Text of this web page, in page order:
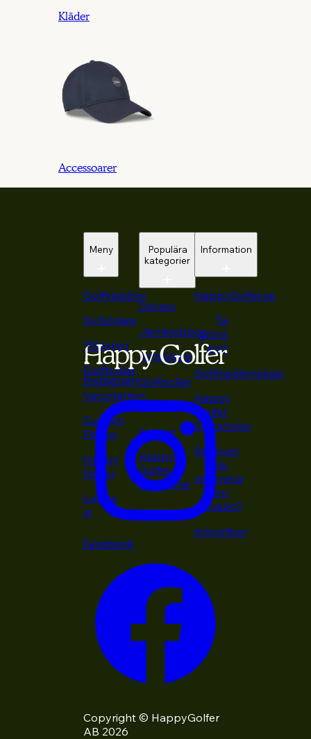
Kläder
Accessoarer
Meny
Golfklubbor
Nybörjare
Tillbehör
Golfbollar
Varumärken
Custom
Fitting
Happy
Golfer
Logga
in
Populära
kategorier
Drivers
Järnklubbor
Nybörjare
Golfbollar
Kepsar
Happy
Golfer
Magazine
Information
HappyGolfer.se
Ta
grönt
kort
Golfmedlemskap
Happy
Golfer
Stockholm
Behöver
du
returnera
en
produkt?
Köpvillkor
Instagram
Facebook
Copyright © HappyGolfer
AB 2026